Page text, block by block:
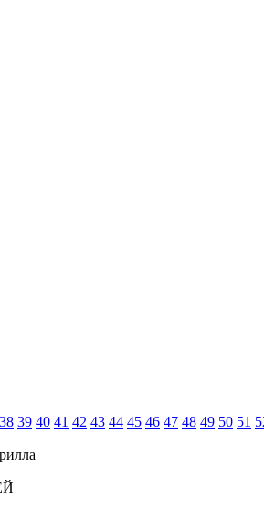
38 39 40 41 42 43 44 45 46 47 48 49 50 51